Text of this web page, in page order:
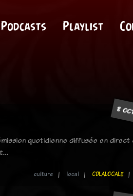
Podcasts Playlist
8
quotidienne diffusée en direct
t…
culture local CDLALOCALE